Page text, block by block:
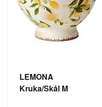
LEMONA
Kruka/Skål M